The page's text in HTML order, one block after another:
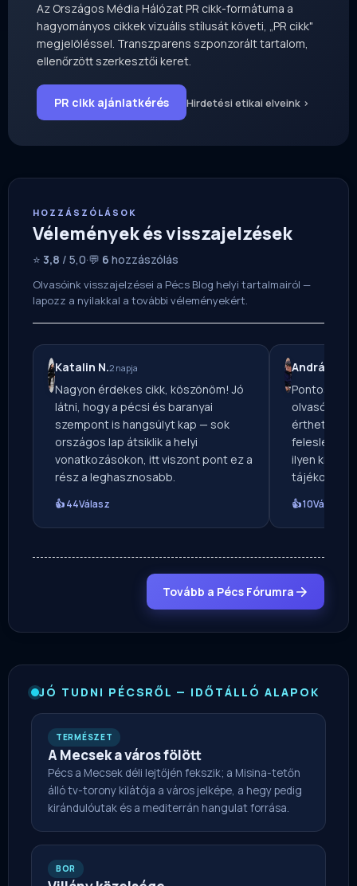
Az Országos Média Hálózat PR cikk-formátuma a
hagyományos cikkek vizuális stílusát követi, „PR cikk"
megjelöléssel. Transzparens szponzorált tartalom,
ellenőrzött szerkesztői keret.
PR cikk ajánlatkérés Hirdetési etikai elveink ›
HOZZÁSZÓLÁSOK
Vélemények és visszajelzések
⭐ 3,8 / 5,0·💬 6 hozzászólás
Olvasóink visszajelzései a Pécs Blog helyi tartalmairól —
lapozz a nyilakkal a további véleményekért.
Katalin N.2 napja
Nagyon érdekes cikk, köszönöm! Jó
látni, hogy a pécsi és baranyai
szempont is hangsúlyt kap — sok
országos lap átsiklik a helyi
vonatkozásokon, itt viszont pont ez a
rész a leghasznosabb.
👍 44Válasz
András F.
Pontos,
olvasóként
érthető
felesleges
ilyen
👍 10Válasz
Tovább a Pécs Fórumra
JÓ TUDNI PÉCSRŐL — IDŐTÁLLÓ ALAPOK
TERMÉSZET
A Mecsek a város fölött
Pécs a Mecsek déli lejtőjén fekszik; a Misina-tetőn
álló tv-torony kilátója a város jelképe, a hegy pedig
kirándulóutak és a mediterrán hangulat forrása.
BOR